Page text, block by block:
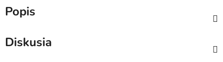
Popis
Diskusia